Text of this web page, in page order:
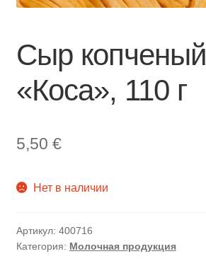
Сыр копченый
«Коса», 110 г
5,50 €
Нет в наличии
Артикул: 400716
Категория: Молочная продукция